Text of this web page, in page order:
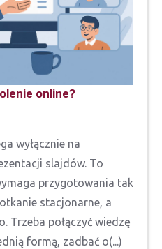
online?
wyłącznie na
slajdów. To
przygotowania tak
stacjonarne, a
Trzeba połączyć wiedzę
formą, zadbać o(...)